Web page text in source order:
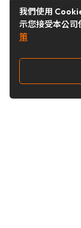
我們使用
示您接受本公
策